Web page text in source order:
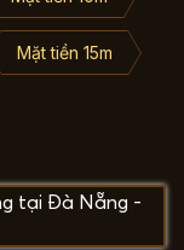
Mặt tiền 15m